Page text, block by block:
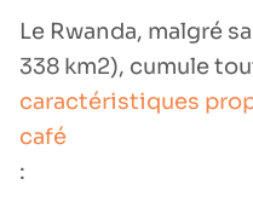
Le Rwanda, malgré
338 km2), cumule
caractéristiques
café
: